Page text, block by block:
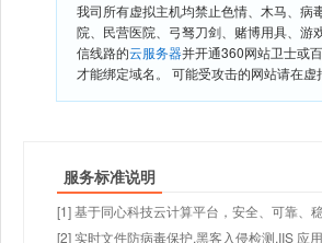
我司所有虚拟主机均禁止色情、木马、病
院、民营医院、弓驽刀剑、赌博用具、游
信线路的云服务器并开通360网站卫士或
才能绑定域名。 可能受攻击的网站请在
服务标准说明
[1] 基于同心科技云计算平台，安全、可靠、
[2] 实时文件防病毒保护,黑客入侵检测,IIS 应